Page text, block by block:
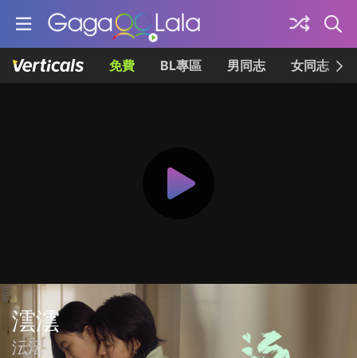
免費 BL專區 男同志 女同志
澐澐
沄沄